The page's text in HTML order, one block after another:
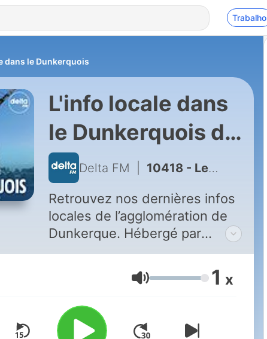
Trabalho
dans le Dunkerquois
L'info locale dans
le Dunkerquois de
Delta FM
Delta FM 10418 - Le journal du mercredi 05 août 2026, edition de 18h00
Retrouvez nos dernières infos
locales de l’agglomération de
Dunkerque. Hébergé par
Ausha. Visitez
ausha.co/fr/politique-de-
confidentialite pour plus
d'informations.
Volume 1 x